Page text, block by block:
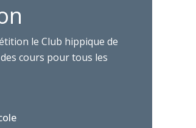
le Club hippique de
cours pour tous les